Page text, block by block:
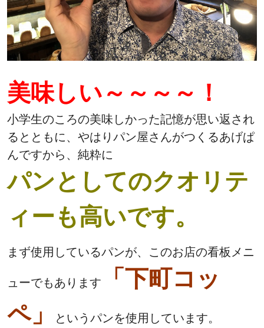
美味しい～～～～！
小学生のころの美味しかった記憶が思い返され
るとともに、やはりパン屋さんがつくるあげぱ
んですから、純粋に
パンとしてのクオリテ
ィーも高いです。
まず使用しているパンが、このお店の看板メニ
ューでもあります
「下町コッ
ペ」
というパンを使用しています。